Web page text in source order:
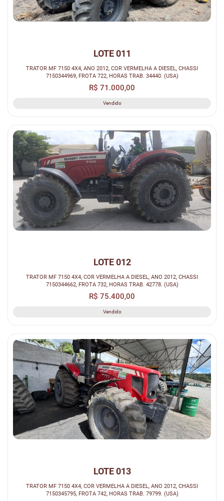
LOTE 011
TRATOR MF 7150 4X4, ANO 2012, COR VERMELHA A DIESEL, CHASSI
7150344969, FROTA 722, HORAS TRAB. 34440. (USA)
R$ 71.000,00
Vendido
LOTE 012
TRATOR MF 7150 4X4, COR VERMELHA A DIESEL, ANO 2012, CHASSI
7150344662, FROTA 732, HORAS TRAB. 42778. (USA)
R$ 75.400,00
Vendido
LOTE 013
TRATOR MF 7150 4X4, COR VERMELHA A DIESEL, ANO 2012, CHASSI
7150345795, FROTA 742, HORAS TRAB. 79799. (USA)